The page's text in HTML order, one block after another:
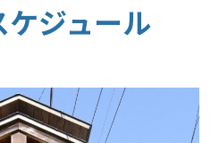
ジュール